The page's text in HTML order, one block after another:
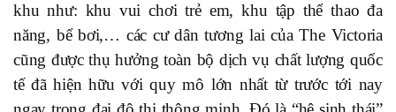
khu như: khu vui chơi trẻ em, khu tập thể thao đa
năng, bể bơi,… các cư dân tương lai của The Victoria
cũng được thụ hưởng toàn bộ dịch vụ chất lượng quốc
tế đã hiện hữu với quy mô lớn nhất từ trước tới nay